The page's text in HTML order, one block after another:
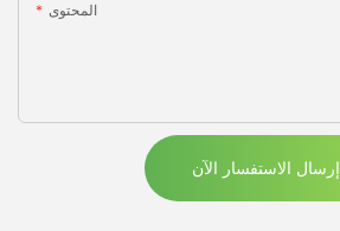
المحتوى
إرسال الاستفسار الآن